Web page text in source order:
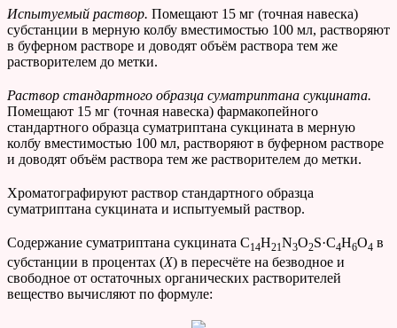
Испытуемый раствор. Помещают 15 мг (точная навеска)
субстанции в мерную колбу вместимостью 100 мл, растворяют
в буферном растворе и доводят объём раствора тем же
растворителем до метки.
Раствор стандартного образца суматриптана сукцината.
Помещают 15 мг (точная навеска) фармакопейного
стандартного образца суматриптана сукцината в мерную
колбу вместимостью 100 мл, растворяют в буферном растворе
и доводят объём раствора тем же растворителем до метки.
Хроматографируют раствор стандартного образца
суматриптана сукцината и испытуемый раствор.
Содержание суматриптана сукцината C14H21N3O2S·С4Н6О4 в
субстанции в процентах (Х) в пересчёте на безводное и
свободное от остаточных органических растворителей
вещество вычисляют по формуле: